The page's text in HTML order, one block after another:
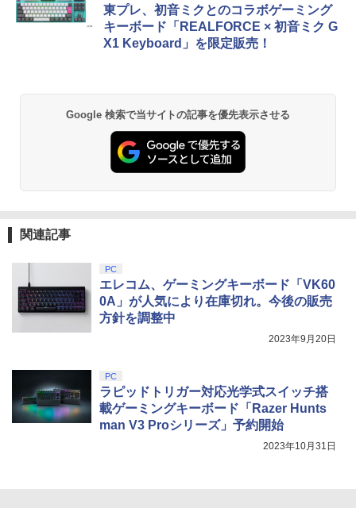
東プレ、初音ミクとのコラボゲーミング
キーボード「REALFORCE × 初音ミク G
X1 Keyboard」を限定販売！
Google 検索で当サイトの記事を優先表示させる
関連記事
PC
エレコム、ゲーミングキーボード「VK60
0A」が人気により在庫切れ。今後の販売
方針を調整中
2023年9月20日
PC
ラピッドトリガー対応光学式スイッチ搭
載ゲーミングキーボード「Razer Hunts
man V3 Proシリーズ」予約開始
2023年10月31日